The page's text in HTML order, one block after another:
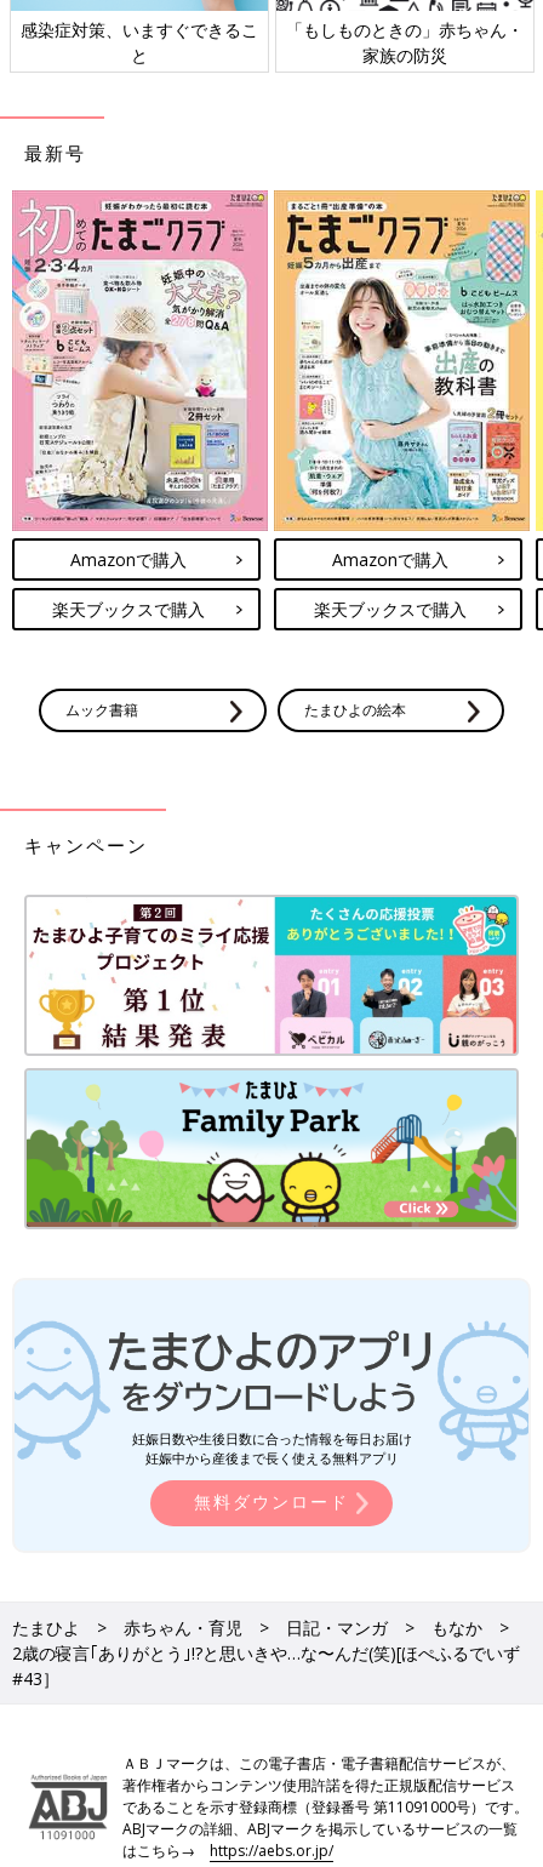
るこ
「もしものときの」赤ちゃん・
日本外来小児科学会リー
ト検討会
最新号
Amazonで購入
楽天ブックスで購入
Amazonで購入
楽天ブックスで購入
ムック書籍 たまひよの絵本
キャンペーン
妊娠日数や生後日数に合った情報を毎日お届け
妊娠中から産後まで長く使える無料アプリ
無料ダウンロード
たまひよ 赤ちゃん・育児 日記・マンガ
もなか
2歳の寝言｢ありがとう｣!?と思いきや…な〜んだ(笑)[ほぺふるでいず
#43］
ＡＢＪマークは、この電子書店・電子書籍配信サービスが、
著作権者からコンテンツ使用許諾を得た正規版配信サービス
であることを示す登録商標（登録番号 第11091000号）です。
ABJマークの詳細、ABJマークを掲示しているサービスの一覧
はこちら→https://aebs.or.jp/